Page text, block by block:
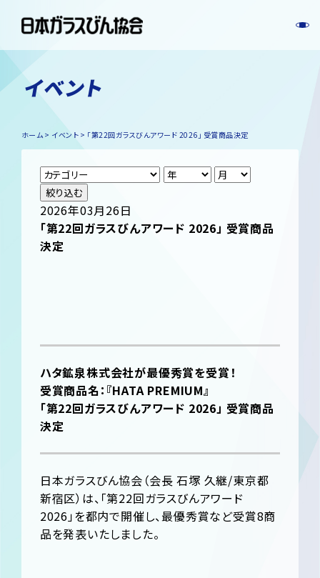
イベント
ホーム イベント 「第22回ガラスびんアワード 2026」 受賞商品決定
絞り込む
2026年03月26日
「第22回ガラスびんアワード 2026」 受賞商品
決定
ハタ鉱泉株式会社が最優秀賞を受賞！
受賞商品名：『HATA PREMIUM』
「第22回ガラスびんアワード 2026」 受賞商品
決定
日本ガラスびん協会（会長 石塚 久継/東京都
新宿区）は、「第22回ガラスびんアワード
2026」を都内で開催し、最優秀賞など受賞8商
品を発表いたしました。